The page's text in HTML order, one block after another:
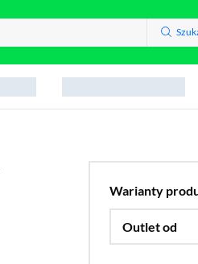
Warianty
Outlet od